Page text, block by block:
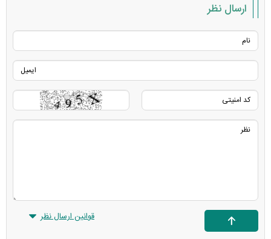
ارسال نظر
قوانین ارسال نظر